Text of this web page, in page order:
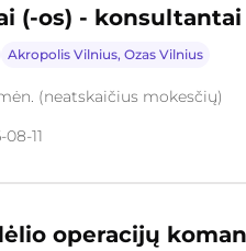
(-os) - konsultantai
Akropolis Vilnius, Ozas Vilnius
(neatskaičius mokesčių)
11
operacijų